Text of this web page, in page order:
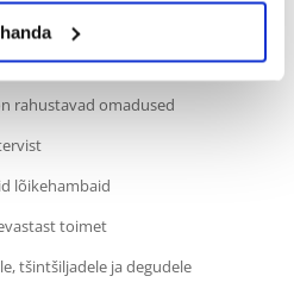
ka antibakteriaalseid ja
rahustavad omadused
lõikehambaid
toimet
tšintšiljadele ja degudele